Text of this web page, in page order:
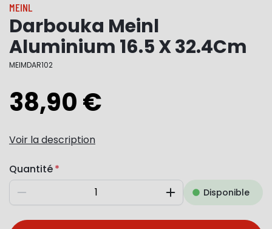
MEINL
Darbouka Meinl
Aluminium 16.5 X 32.4Cm
MEIMDAR102
38,90 €
Voir la description
Quantité
Diminuer AugmenterDisponible